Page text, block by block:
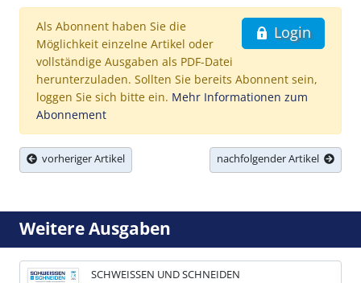
Login
Als Abonnent haben Sie die
Möglichkeit einzelne Artikel oder
vollständige Ausgaben als PDF-Datei
herunterzuladen. Sollten Sie bereits Abonnent sein,
loggen Sie sich bitte ein. Mehr Informationen zum
Abonnement
vorheriger Artikel nachfolgender Artikel
Weitere Ausgaben
SCHWEISSEN UND SCHNEIDEN